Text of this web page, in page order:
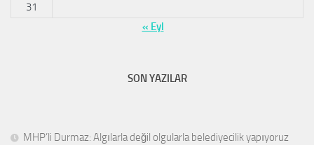
31
« Eyl
SON YAZILAR
MHP’li Durmaz: Algılarla değil olgularla belediyecilik yapıyoruz